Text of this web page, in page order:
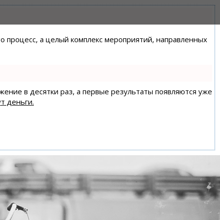
процесс, а целый комплекс мероприятий, направленных
в десятки раз, а первые результаты появляются уже
деньги.